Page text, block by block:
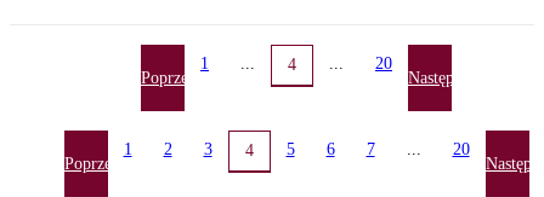
Poprzednia
1 ... 4 ... 20
Następna
Poprzednia
1 2 3 4 5 6 7 ... 20